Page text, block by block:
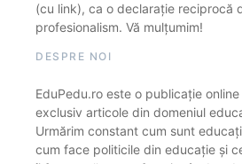
(cu link), ca o declarație reciprocă
profesionalism. Vă mulțumim!
DESPRE NOI
EduPedu.ro este o publicație
exclusiv articole din domeniul
Urmărim constant cum sunt
cum face politicile din educație și